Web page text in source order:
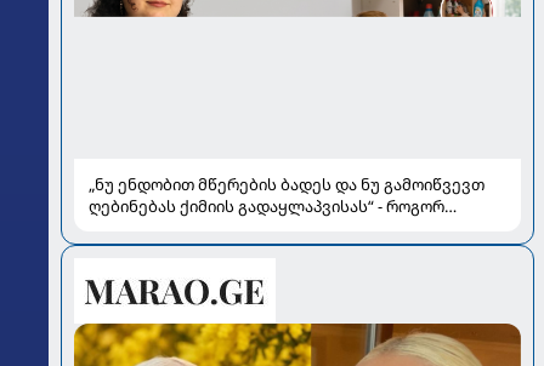
„ნუ ენდობით მწერების ბადეს და ნუ გამოიწვევთ
ღებინებას ქიმიის გადაყლაპვისას“ - როგორ
სალომე ახვლედიანის რჩევები